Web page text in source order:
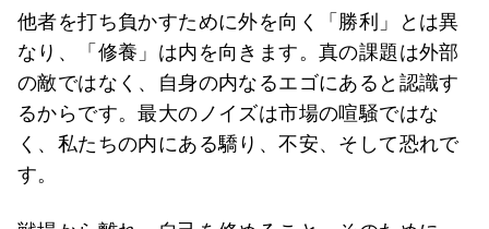
他者を打ち負かすために外を向く「勝利」とは異
なり、「修養」は内を向きます。真の課題は外部
の敵ではなく、自身の内なるエゴにあると認識す
るからです。最大のノイズは市場の喧騒ではな
く、私たちの内にある驕り、不安、そして恐れで
す。